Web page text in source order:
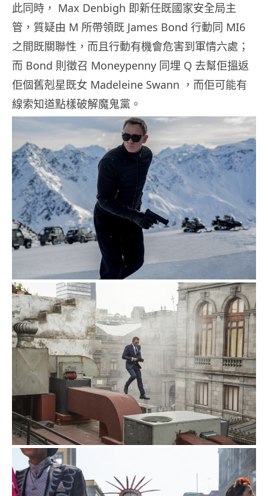
此同時， Max Denbigh 即新任既國家安全局主
管，質疑由 M 所帶領既 James Bond 行動同 MI6
之間既關聯性，而且行動有機會危害到軍情六處；
而 Bond 則徵召 Moneypenny 同埋 Q 去幫佢搵返
佢個舊剋星既女 Madeleine Swann ，而佢可能有
線索知道點樣破解魔鬼黨。